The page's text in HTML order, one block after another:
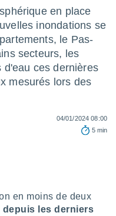
en place
inondations se
le Pas-
secteurs, les
d'eau ces dernières
mesurés lors des
04/01/2024 08:00
5 min
en moins de deux
depuis les derniers